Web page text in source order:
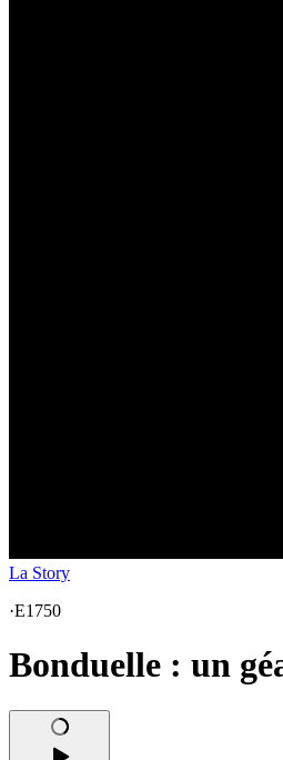
La Story
·E1750
Bonduelle : un